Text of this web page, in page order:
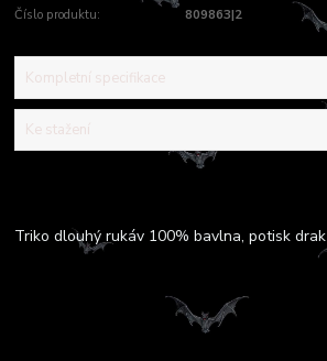
Číslo produktu: 809863|2
Kompletní specifikace
Ke stažení
Triko dlouhý rukáv 100% bavlna, potisk drak